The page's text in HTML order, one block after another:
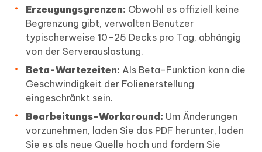
Erzeugungsgrenzen: Obwohl es offiziell keine
Begrenzung gibt, verwalten Benutzer
typischerweise 10–25 Decks pro Tag, abhängig
von der Serverauslastung.
Beta-Wartezeiten: Als Beta-Funktion kann die
Geschwindigkeit der Folienerstellung
eingeschränkt sein.
Bearbeitungs-Workaround: Um Änderungen
vorzunehmen, laden Sie das PDF herunter, laden
Sie es als neue Quelle hoch und fordern Sie